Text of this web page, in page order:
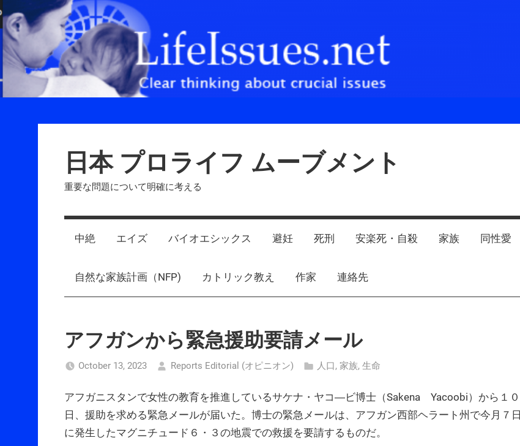
Skip
to
content
日本 プロライフ ムーブメント
重要な問題について明確に考える
中絶 エイズ バイオエシックス 避妊 死刑 安楽死・自殺 家族 同性愛
自然な家族計画（NFP) カトリック教え 作家 連絡先
アフガンから緊急援助要請メール
October 13, 2023 Reports Editorial (オピニオン) 人口, 家族, 生命
アフガニスタンで女性の教育を推進しているサケナ・ヤコ―ビ博士（Sakena Yacoobi）から１０
日、援助を求める緊急メールが届いた。博士の緊急メールは、アフガン西部ヘラート州で今月７日
に発生したマグニチュード６・３の地震での救援を要請するものだ。